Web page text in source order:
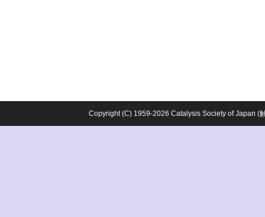
Copyright (C) 1959-2026 Catalysis Society of Japan (